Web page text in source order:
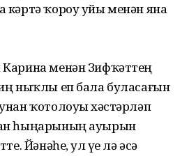
ҡороу уйы менән яна
менән Зифҡәттең
ныҡлы еп бала буласағын
ҡотолоуҙы хәстәрләп
һыңарының ауырын
Йәнәһе, ул үҙе лә әсә